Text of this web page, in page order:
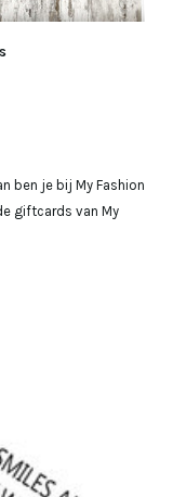
ben je bij My Fashion
giftcards van My